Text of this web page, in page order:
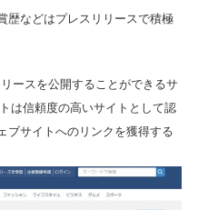
歴などはプレスリリースで積極
ースを公開することができるサ
は信頼度の高いサイトとして認
ブサイトへのリンクを獲得する